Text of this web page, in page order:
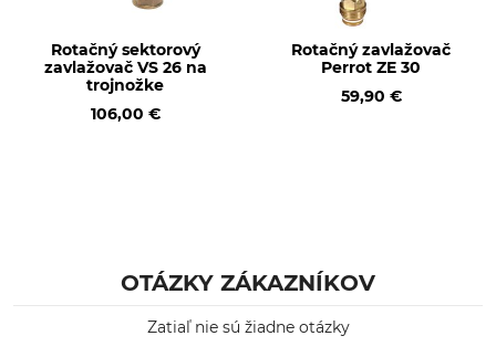
Rotačný sektorový
zavlažovač VS 26 na
trojnožke
106,00 €
Rotačný zavlažovač
Perrot ZE 30
59,90 €
OTÁZKY ZÁKAZNÍKOV
Zatiaľ nie sú žiadne otázky